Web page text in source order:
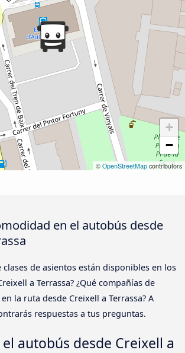
+
−
© OpenStreetMap contributors
en el autobús desde
clases de asientos están disponibles en los
a Terrassa? ¿Qué compañías de
la ruta desde Creixell a Terrassa? A
respuestas a tus preguntas.
el autobús desde Creixell a